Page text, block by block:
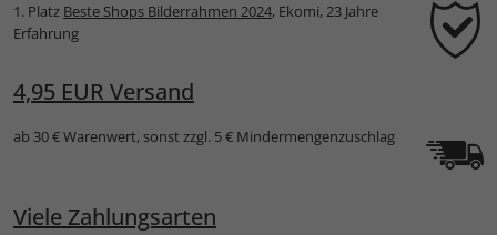
1. Platz Beste Shops Bilderrahmen 2024, Ekomi, 23 Jahre
Erfahrung
4,95 EUR Versand
ab 30 € Warenwert, sonst zzgl. 5 € Mindermengenzuschlag
Viele Zahlungsarten